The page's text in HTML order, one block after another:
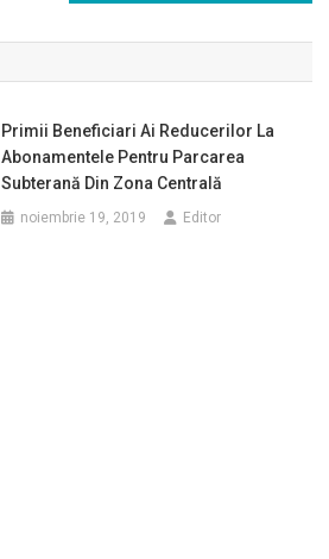
Primii Beneficiari Ai Reducerilor La
Abonamentele Pentru Parcarea
Subterană Din Zona Centrală
noiembrie 19, 2019 Editor